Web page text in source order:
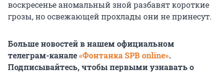
воскресенье аномальный зной разбавят короткие
грозы, но освежающей прохлады они не принесут.
Больше новостей в нашем официальном
телеграм-канале«Фонтанка SPB online».
Подписывайтесь, чтобы первыми узнавать о